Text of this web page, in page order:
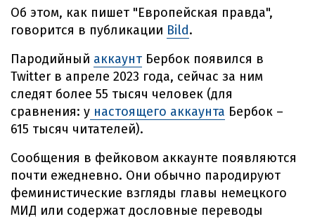
Об этом, как пишет "Европейская правда",
говорится в публикации Bild.
Пародийный аккаунт Бербок появился в
Twitter в апреле 2023 года, сейчас за ним
следят более 55 тысяч человек (для
сравнения: у настоящего аккаунта Бербок –
615 тысяч читателей).
Сообщения в фейковом аккаунте появляются
почти ежедневно. Они обычно пародируют
феминистические взгляды главы немецкого
МИД или содержат дословные переводы